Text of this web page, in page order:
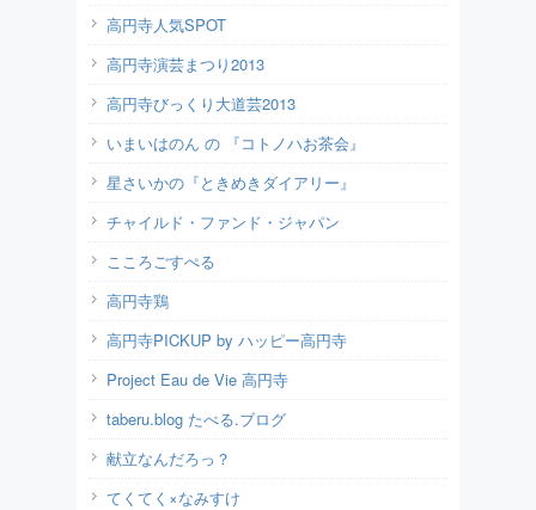
高円寺人気SPOT
高円寺演芸まつり2013
高円寺びっくり大道芸2013
いまいはのん の 『コトノハお茶会』
星さいかの『ときめきダイアリー』
チャイルド・ファンド・ジャパン
こころごすぺる
高円寺鶏
高円寺PICKUP by ハッピー高円寺
Project Eau de Vie 高円寺
taberu.blog たべる.ブログ
献立なんだろっ？
てくてく×なみすけ